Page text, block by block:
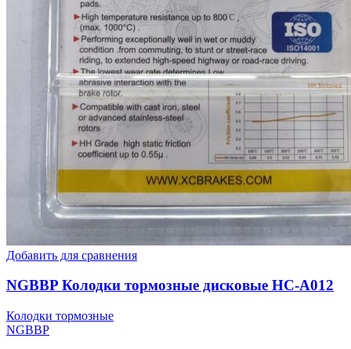
Добавить для сравнения
NGBBP Колодки тормозные дисковые HC-A012
Колодки тормозные
NGBBP